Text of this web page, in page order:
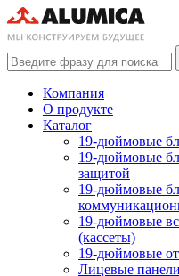
Компания
О продукте
Каталог
19-дюймовые
19-дюймовые
защитой
19-дюймовые
19-дюймовые
(кассеты)
19-дюймовые
Лицевые панели